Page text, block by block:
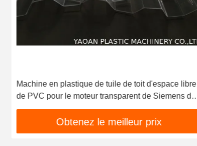
Machine en plastique de tuile de toit d'espace libre
de PVC pour le moteur transparent de Siemens de
tuiles de toit
Obtenez le meilleur prix